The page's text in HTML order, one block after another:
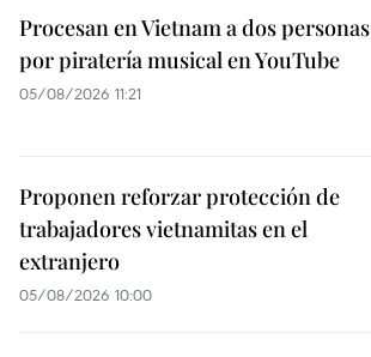
Procesan en Vietnam a dos personas
por piratería musical en YouTube
05/08/2026 11:21
Proponen reforzar protección de
trabajadores vietnamitas en el
extranjero
05/08/2026 10:00